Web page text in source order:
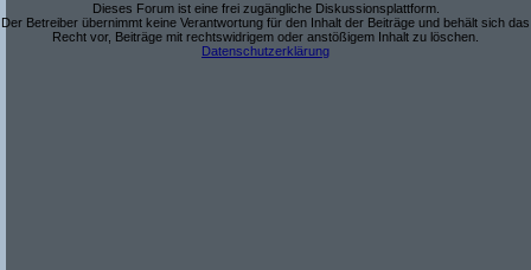
Dieses Forum ist eine frei zugängliche Diskussionsplattform.
Der Betreiber übernimmt keine Verantwortung für den Inhalt der Beiträge und behält sich das
Recht vor, Beiträge mit rechtswidrigem oder anstößigem Inhalt zu löschen.
Datenschutzerklärung